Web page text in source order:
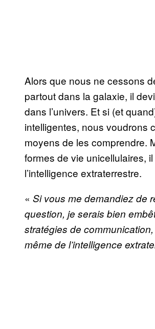
Alors que nous ne cessons
partout dans la galaxie, il
dans l’univers. Et si (et
intelligentes, nous voudrons
moyens de les comprendre.
formes de vie unicellulaires,
l’intelligence extraterrestre.
« Si vous me demandiez de
question, je serais bien
stratégies de
même de l’intelligence